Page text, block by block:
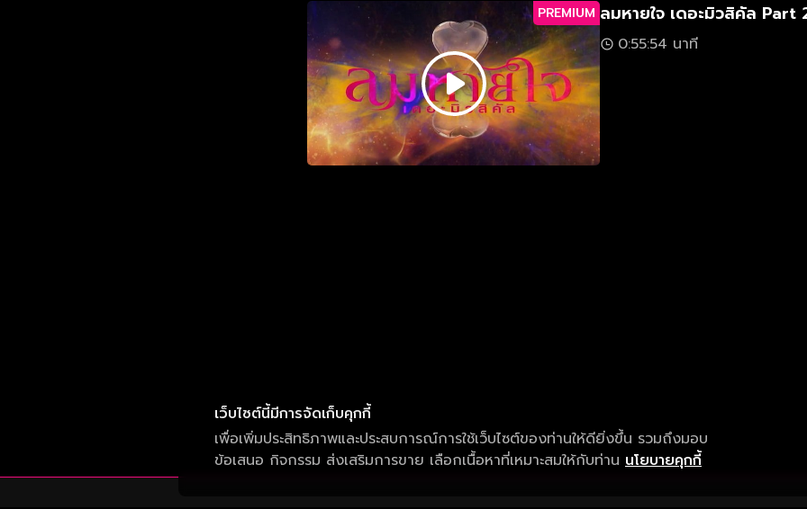
PREMIUM ลมหายใจ เดอะมิวสิคัล Part
0:55:54 นาที
เว็บไซต์นี้มีการจัดเก็บคุกกี้
เพื่อเพิ่มประสิทธิภาพและประสบการณ์การใช้เว็บไซต์ของท่านให้ดียิ่งขึ้น รวมถึงมอบ
ข้อเสนอ กิจกรรม ส่งเสริมการขาย เลือกเนื้อหาที่เหมาะสมให้กับท่าน นโยบายคุกกี้